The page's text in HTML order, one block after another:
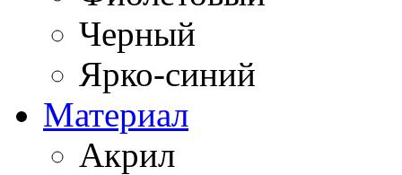
Черный
Ярко-синий
Материал
Акрил